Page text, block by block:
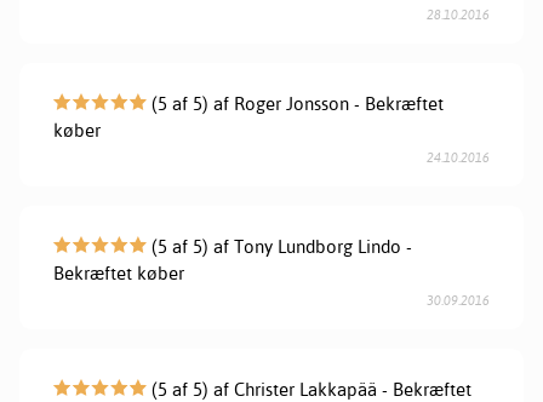
28.10.2016
(5 af 5) af Roger Jonsson - Bekræftet
køber
24.10.2016
(5 af 5) af Tony Lundborg Lindo -
Bekræftet køber
30.09.2016
(5 af 5) af Christer Lakkapää - Bekræftet